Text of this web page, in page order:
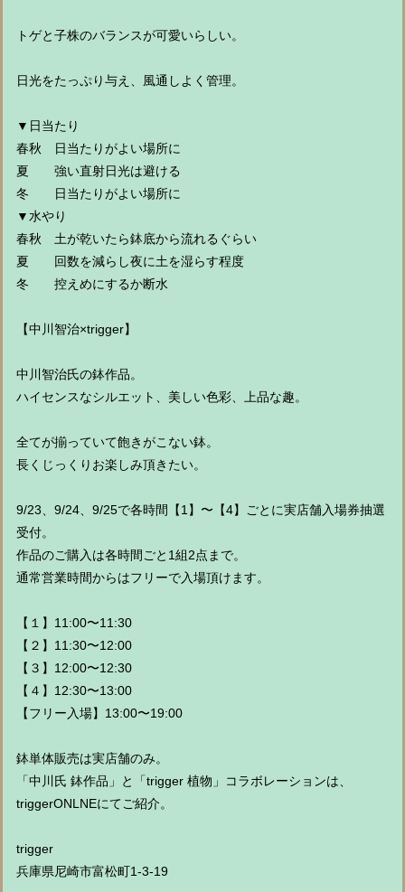
トゲと子株のバランスが可愛いらしい。
日光をたっぷり与え、風通しよく管理。
▼日当たり
春秋 日当たりがよい場所に
夏 強い直射日光は避ける
冬 日当たりがよい場所に
▼水やり
春秋 土が乾いたら鉢底から流れるぐらい
夏 回数を減らし夜に土を湿らす程度
冬 控えめにするか断水
【中川智治×trigger】
中川智治氏の鉢作品。
ハイセンスなシルエット、美しい色彩、上品な趣。
全てが揃っていて飽きがこない鉢。
長くじっくりお楽しみ頂きたい。
9/23、9/24、9/25で各時間【1】〜【4】ごとに実店舗入場券抽選
受付。
作品のご購入は各時間ごと1組2点まで。
通常営業時間からはフリーで入場頂けます。
【１】11:00〜11:30
【２】11:30〜12:00
【３】12:00〜12:30
【４】12:30〜13:00
【フリー入場】13:00〜19:00
鉢単体販売は実店舗のみ。
「中川氏 鉢作品」と「trigger 植物」コラボレーションは、
triggerONLNEにてご紹介。
trigger
兵庫県尼崎市富松町1-3-19